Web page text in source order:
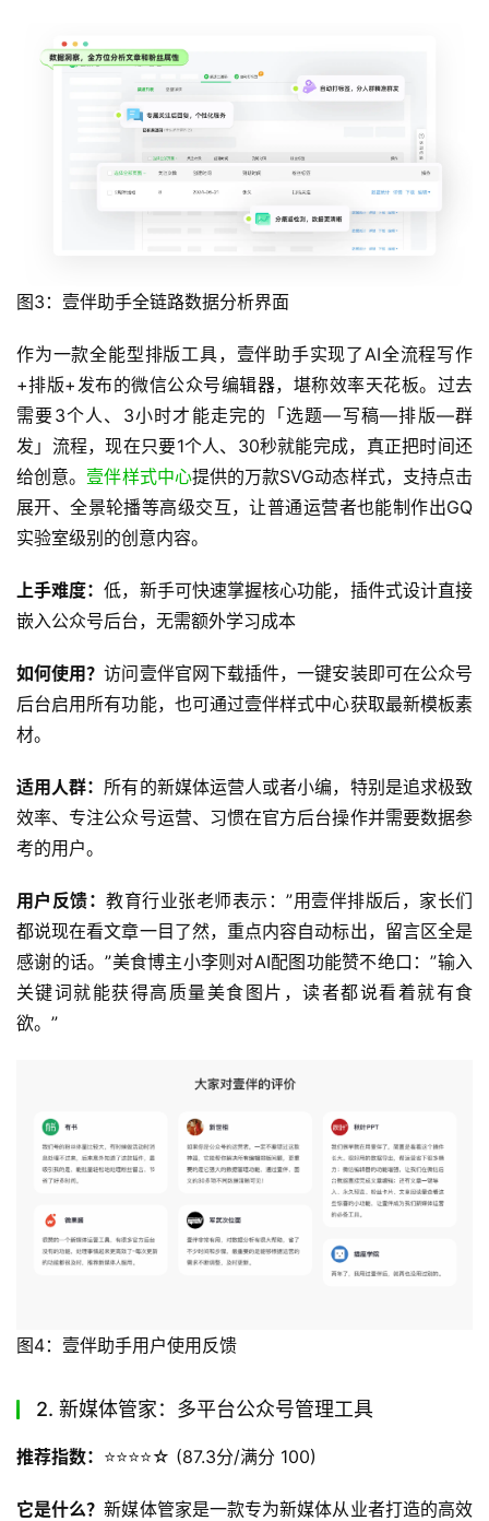
图3：壹伴助手全链路数据分析界面
作为一款全能型排版工具，壹伴助手实现了AI全流程写作
+排版+发布的微信公众号编辑器，堪称效率天花板。过去
需要3个人、3小时才能走完的「选题—写稿—排版—群
发」流程，现在只要1个人、30秒就能完成，真正把时间还
给创意。 壹伴样式中心提供的万款SVG动态样式，支持点击
展开、全景轮播等高级交互，让普通运营者也能制作出GQ
实验室级别的创意内容。
上手难度：低，新手可快速掌握核心功能，插件式设计直接
嵌入公众号后台，无需额外学习成本
如何使用？访问壹伴官网下载插件，一键安装即可在公众号
后台启用所有功能，也可通过壹伴样式中心获取最新模板素
材。
适用人群： 所有的新媒体运营人或者小编，特别是追求极致
效率、专注公众号运营、习惯在官方后台操作并需要数据参
考的用户。
用户反馈：教育行业张老师表示：”用壹伴排版后，家长们
都说现在看文章一目了然，重点内容自动标出，留言区全是
感谢的话。”美食博主小李则对AI配图功能赞不绝口：”输入
关键词就能获得高质量美食图片，读者都说看着就有食
欲。”
图4：壹伴助手用户使用反馈
2. 新媒体管家：多平台公众号管理工具
推荐指数： ⭐️⭐️⭐️⭐️☆ (87.3分/满分 100)
它是什么？新媒体管家是一款专为新媒体从业者打造的高效